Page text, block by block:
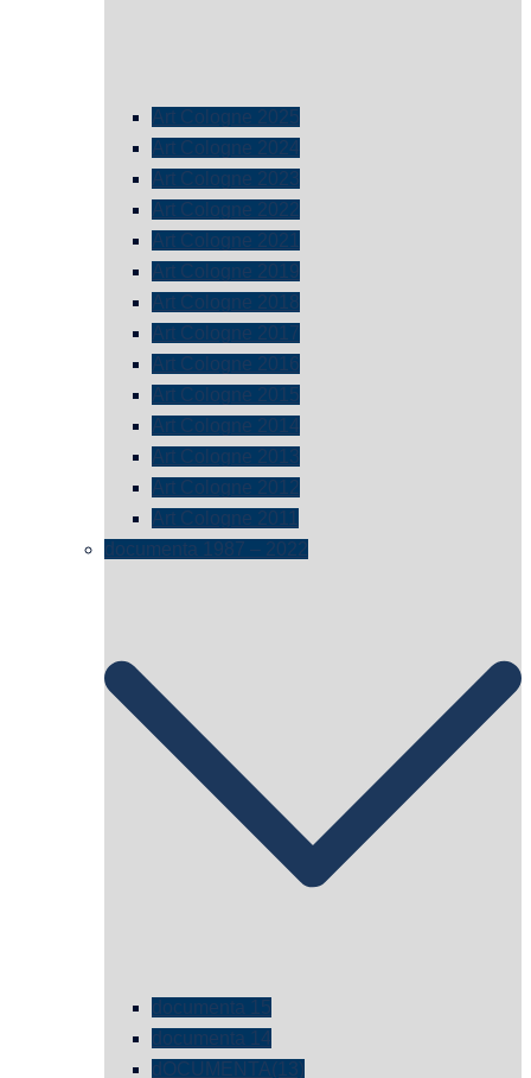
Art Cologne 2025
Art Cologne 2024
Art Cologne 2023
Art Cologne 2022
Art Cologne 2021
Art Cologne 2019
Art Cologne 2018
Art Cologne 2017
Art Cologne 2016
Art Cologne 2015
Art Cologne 2014
Art Cologne 2013
Art Cologne 2012
Art Cologne 2011
documenta 1987 – 2022
documenta 15
documenta 14
dOCUMENTA(13)